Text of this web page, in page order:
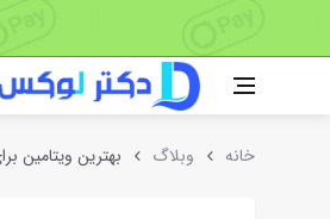
خانه وبلاگ بهترین ویتامین